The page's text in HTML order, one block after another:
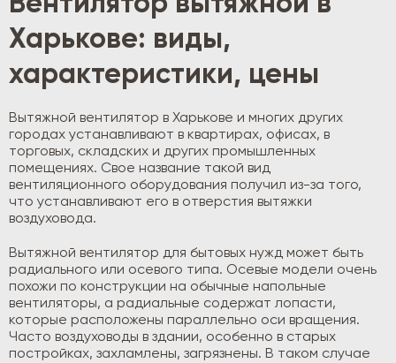
Харькове: виды,
характеристики, цены
Вытяжной вентилятор в Харькове и многих других
городах устанавливают в квартирах, офисах, в
торговых, складских и других промышленных
помещениях. Свое название такой вид
вентиляционного оборудования получил из-за того,
что устанавливают его в отверстия вытяжки
воздуховода.
Вытяжной вентилятор для бытовых нужд может быть
радиального или осевого типа. Осевые модели очень
похожи по конструкции на обычные напольные
вентиляторы, а радиальные содержат лопасти,
которые расположены параллельно оси вращения.
Часто воздуховоды в здании, особенно в старых
постройках, захламлены, загрязнены. В таком случае